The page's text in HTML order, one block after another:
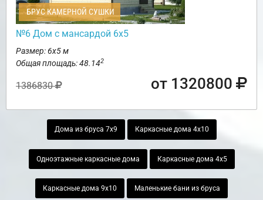
БРУС КАМЕРНОЙ СУШКИ
№6 Дом с мансардой 6х5
Размер: 6х5 м
Общая площадь: 48.142
1386830 от 1320800
Дома из бруса 7х9 Каркасные дома 4х10
Одноэтажные каркасные дома Каркасные дома 4х5
Каркасные дома 9х10 Маленькие бани из бруса